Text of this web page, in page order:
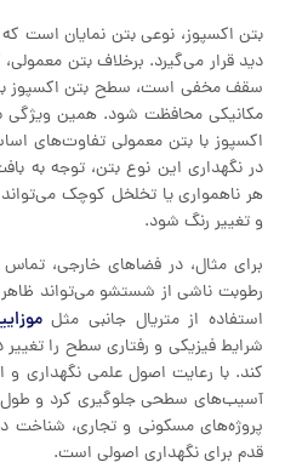
بتن اکسپوز، نوعی بتن نمایان
دید قرار می‌گیرد. برخلاف بتن
سقف مخفی است، سطح بتن اکسپوز
مکانیکی محافظت شود. همین ویژگی
اکسپوز با بتن معمولی تفاوت‌های
در نگهداری این نوع بتن، توجه به
هر ناهمواری یا تخلخل کوچک
و تغییر رنگ شود.
برای مثال، در فضاهای خارجی، تماس
رطوبت ناشی از شستشو می‌تواند
استفاده از متریال جانبی مثل
شرایط فیزیکی و رفتاری سطح را تغییر
کند. با رعایت اصول علمی نگهداری و
آسیب‌های سطحی جلوگیری کرد و طول
پروژه‌های مسکونی و تجاری، شناخت
قدم برای نگهداری اصولی است.